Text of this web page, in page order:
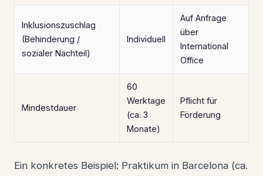
Inklusionszuschlag
(Behinderung /
sozialer Nachteil)
Individuell
Auf Anfrage
über
International
Office
Mindestdauer
60
Werktage
(ca. 3
Monate)
Pflicht für
Förderung
Ein konkretes Beispiel: Praktikum in Barcelona (ca.